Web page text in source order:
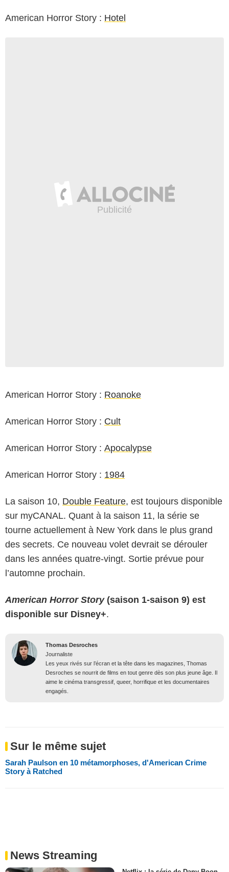
American Horror Story : Hotel
American Horror Story : Roanoke
American Horror Story : Cult
American Horror Story : Apocalypse
American Horror Story : 1984
La saison 10, Double Feature, est toujours disponible
sur myCANAL. Quant à la saison 11, la série se
tourne actuellement à New York dans le plus grand
des secrets. Ce nouveau volet devrait se dérouler
dans les années quatre-vingt. Sortie prévue pour
l’automne prochain.
American Horror Story(saison 1-saison 9) est
disponible sur Disney+.
Thomas Desroches
Journaliste
Les yeux rivés sur l’écran et la tête dans les magazines, Thomas
Desroches se nourrit de films en tout genre dès son plus jeune âge. Il
aime le cinéma transgressif, queer, horrifique et les documentaires
engagés.
Sur le même sujet
Sarah Paulson en 10 métamorphoses, d'American Crime
Story à Ratched
News Streaming